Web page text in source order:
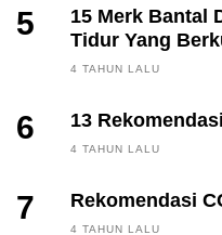
5
15 Merk Bantal
Tidur Yang
4 TAHUN LALU
6 13
4 TAHUN LALU
7 Rekomendasi
4 TAHUN LALU